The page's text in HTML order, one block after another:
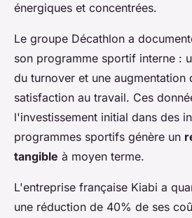
énergiques et concentrées.
Le groupe Décathlon a
son programme sportif interne :
du turnover et une augmentation
satisfaction au travail. Ces
l'investissement initial dans des
programmes sportifs génère un
tangible à moyen terme.
L'entreprise française Kiabi a
une réduction de 40% de ses